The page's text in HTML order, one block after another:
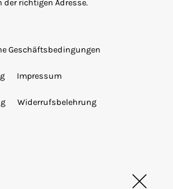
der richtigen Adresse.
Geschäftsbedingungen
Impressum
Widerrufsbelehrung